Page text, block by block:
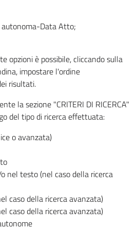
autonoma-Data Atto;
opzioni è possibile, cliccando sulla
impostare l'ordine
risultati.
la sezione "CRITERI DI RICERCA"
del tipo di ricerca effettuata:
o avanzata)
nel testo (nel caso della ricerca
caso della ricerca avanzata)
caso della ricerca avanzata)